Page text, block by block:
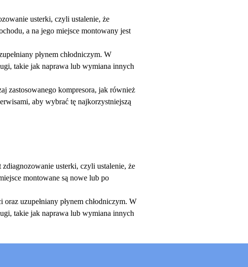
usterki, czyli ustalenie, że
a na jego miejsce montowany jest
płynem chłodniczym. W
takie jak naprawa lub wymiana innych
zastosowanego kompresora, jak również
aby wybrać tę najkorzystniejszą
usterki, czyli ustalenie, że
montowane są nowe lub po
uzupełniany płynem chłodniczym. W
takie jak naprawa lub wymiana innych